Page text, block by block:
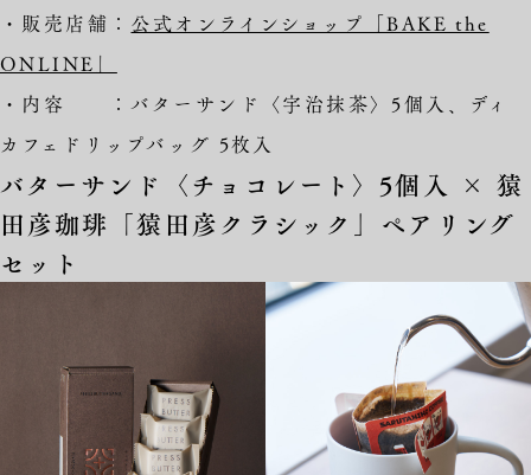
・販売店舗： 公式オンラインショップ「BAKE the
ONLINE」
・内容 ：バターサンド〈宇治抹茶〉5個入、ディ
カフェドリップバッグ 5枚入
バターサンド〈チョコレート〉5個入 × 猿
田彦珈琲「猿田彦クラシック」ペアリング
セット